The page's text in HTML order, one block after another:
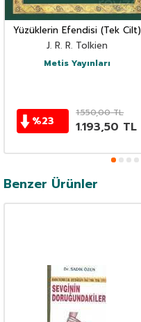
Yüzüklerin Efendisi (Tek Cilt)
J. R. R. Tolkien
Metis Yayınları
%23
1.550,00TL
1.193,50 TL
Benzer Ürünler